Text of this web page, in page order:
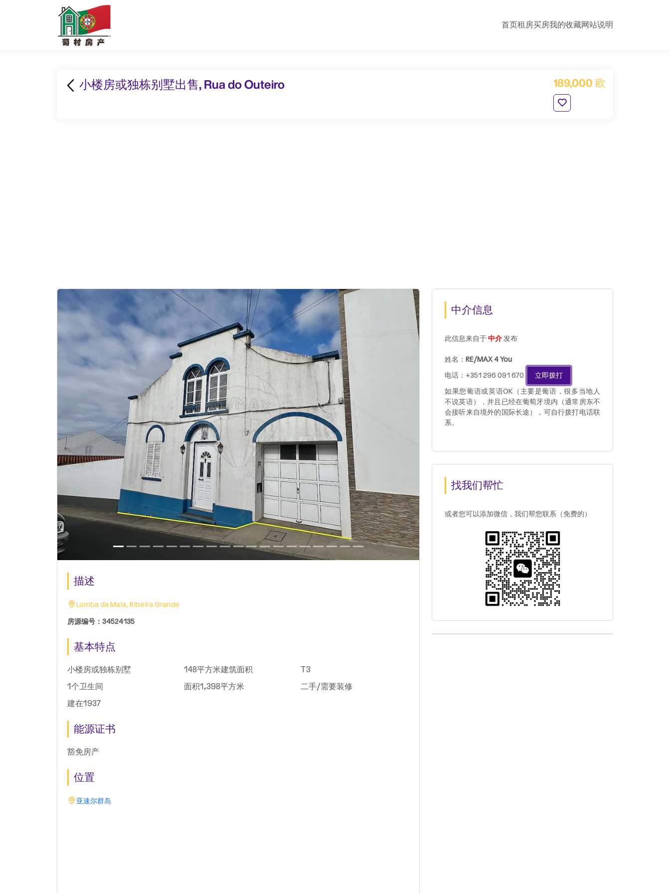
首页租房买房我的收藏网站说明
小楼房或独栋别墅出售, Rua do Outeiro 189,000 欧
描述
Lomba da Maia, Ribeira Grande
房源编号：34524135
基本特点
小楼房或独栋别墅 148平方米建筑面积
T3
1个卫生间
面积1,398平方米
二手/需要装修
建在1937
能源证书
豁免房产
位置
亚速尔群岛
中介信息
此信息来自于中介发布
姓名： RE/MAX 4 You
电话：+351 296 091 670
立即拨打
如果您葡语或英语OK（主要是葡语，很多当地人
不说英语），并且已经在葡萄牙境内（通常房东不
会接听来自境外的国际长途），可自行拨打电话联
系。
找我们帮忙
或者您可以添加微信，我们帮您联系（免费的）